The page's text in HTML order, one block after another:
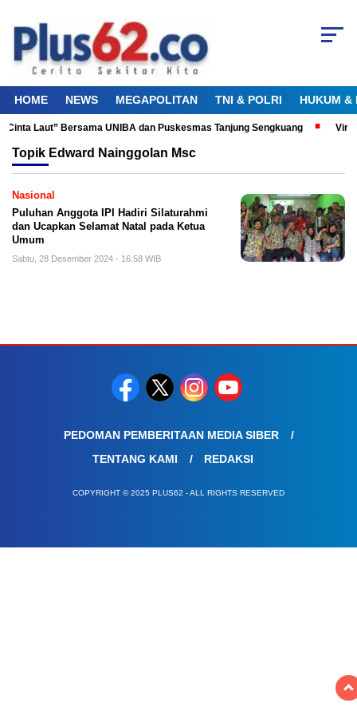
HOME NEWS MEGAPOLITAN TNI & POLRI HUKUM &
Laut” Bersama UNIBA dan Puskesmas Tanjung Sengkuang
Topik Edward Nainggolan Msc
Nasional
Puluhan Anggota IPI Hadiri Silaturahmi
dan Ucapkan Selamat Natal pada Ketua
Umum
Sabtu, 28 Desember 2024 - 16:58 WIB
PEDOMAN PEMBERITAAN MEDIA SIBER
TENTANG KAMI
REDAKSI
COPYRIGHT © 2025 PLUS62 - ALL RIGHTS RESERVED